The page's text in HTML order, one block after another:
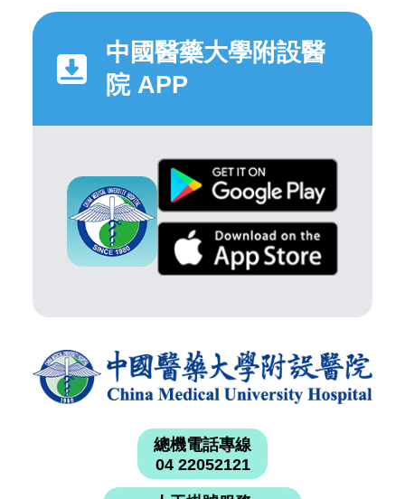
中國醫藥大學附設醫
院 APP
總機電話專線
04 22052121